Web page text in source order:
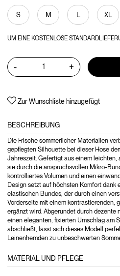
S M L XL
UM EINE KOSTENLOSE
- +
Zur Wunschliste hinzugefügt
BESCHREIBUNG
Die Frische sommerlicher Materialien
gepflegten Silhouette bei dieser Hose
Jahreszeit. Gefertigt aus einem
sie durch die anspruchsvollen Mikro-
kontrolliertes Volumen und einen
Design setzt auf höchsten Komfort dank
elastischen Bundes, der durch einen
Vorderseite mit einem kontrastierenden,
ergänzt wird. Abgerundet durch dezente
einen eleganten, fixierten Umschlag am
abschließt, lässt sich dieses Modell
Leinenhemden zu unbeschwerten
MATERIAL UND PFLEGE